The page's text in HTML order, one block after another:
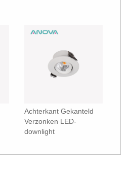
Achterkant Gekanteld
Verzonken LED-
downlight